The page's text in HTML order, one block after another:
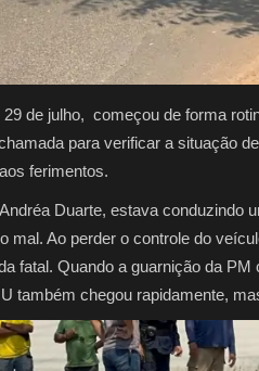
de julho, começou de forma
para verificar a situação
ferimentos.
Duarte, estava conduzindo
mal. Ao perder o controle do
fatal. Quando a guarnição da
também chegou rapidamente,